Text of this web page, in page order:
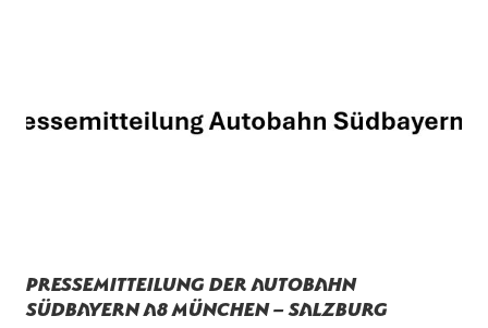
Pressemitteilung der Autobahn
Südbayern A8 München – Salzburg